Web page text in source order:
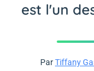
est l'un
ParTiffany